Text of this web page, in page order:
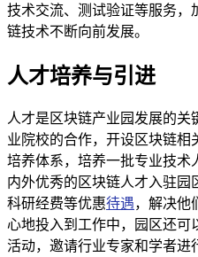
技术交流、测试验证等服务，
链技术不断向前发展。
人才培养与引进
人才是区块链产业园发展的关
业院校的合作，开设区块链相
培养体系，培养一批专业技术
内外优秀的区块链人才入驻园
科研经费等优惠待遇，解决他
心地投入到工作中，园区还可
活动，邀请行业专家和学者进